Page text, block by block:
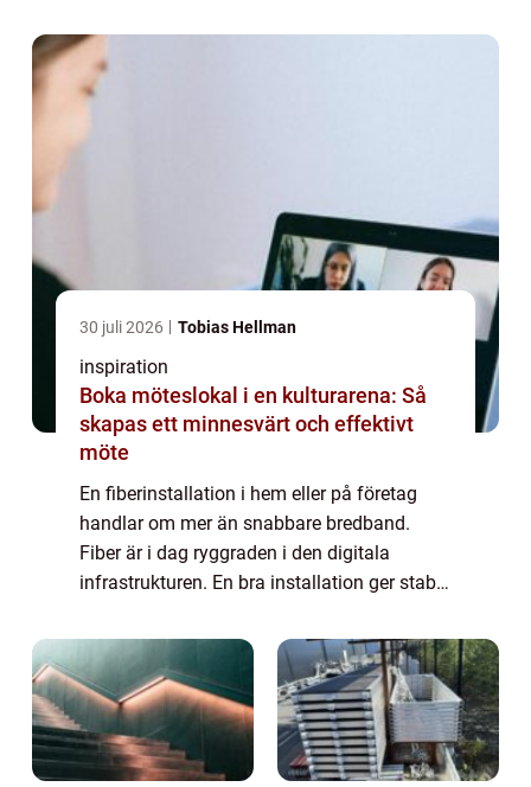
däremo...
30 juli 2026 Tobias Hellman
inspiration
Boka möteslokal i en kulturarena: Så
skapas ett minnesvärt och effektivt
möte
En fiberinstallation i hem eller på företag
handlar om mer än snabbare bredband.
Fiber är i dag ryggraden i den digitala
infrastrukturen. En bra installation ger stabil
driftstopp. En dålig installation kan
däremo...